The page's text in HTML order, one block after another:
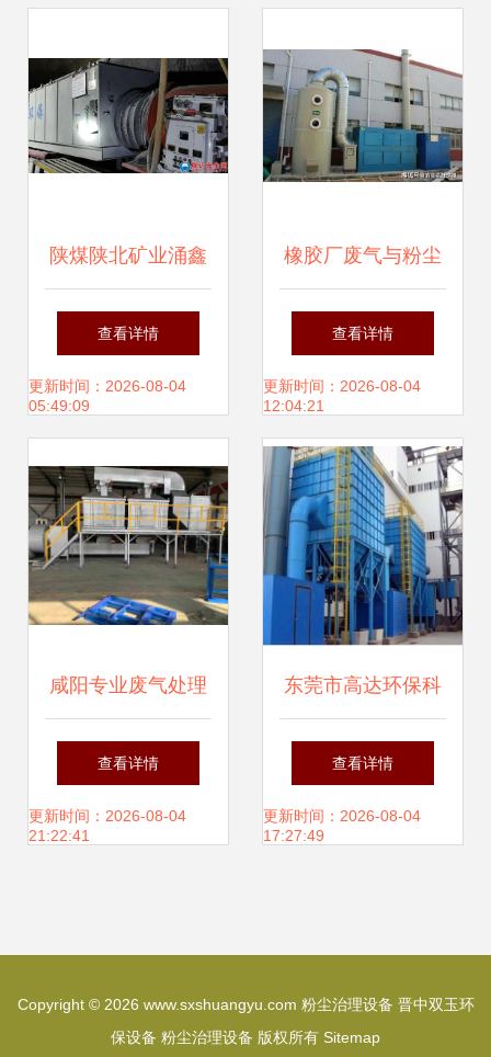
陕煤陕北矿业涌鑫
公司 掘进迎头过滤
棉粉尘治理设备的
查看详情
更新时间：2026-08-04
05:49:09
橡胶厂废气与粉尘
综合治理技术及设
备应用
查看详情
更新时间：2026-08-04
12:04:21
咸阳专业废气处理
方案 催化燃烧与吸
附脱附设备厂家选
查看详情
更新时间：2026-08-04
21:22:41
东莞市高达环保科
技 专注高温粉尘治
理与生活废水治
查看详情
更新时间：2026-08-04
17:27:49
Copyright © 2026 www.sxshuangyu.com 粉尘治理设备 晋中双玉环
保设备 粉尘治理设备 版权所有 Sitemap